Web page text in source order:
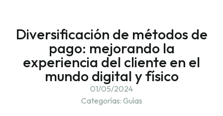
Diversificación de métodos de
pago: mejorando la
experiencia del cliente en el
mundo digital y físico
01/05/2024
Categorías: Guías